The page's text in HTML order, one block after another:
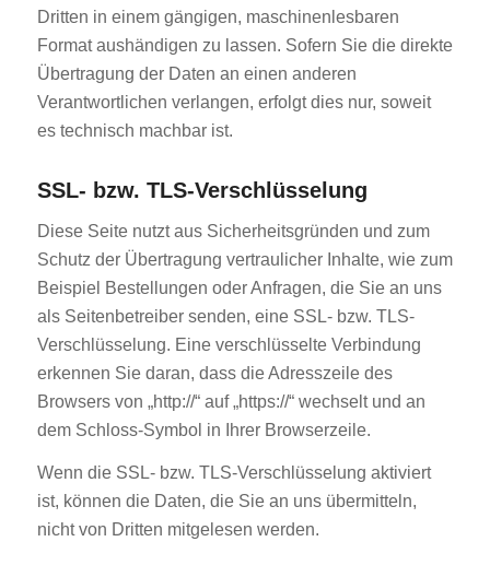
Dritten in einem gängigen, maschinenlesbaren
Format aushändigen zu lassen. Sofern Sie die direkte
Übertragung der Daten an einen anderen
Verantwortlichen verlangen, erfolgt dies nur, soweit
es technisch machbar ist.
SSL- bzw. TLS-Verschlüsselung
Diese Seite nutzt aus Sicherheitsgründen und zum
Schutz der Übertragung vertraulicher Inhalte, wie zum
Beispiel Bestellungen oder Anfragen, die Sie an uns
als Seitenbetreiber senden, eine SSL- bzw. TLS-
Verschlüsselung. Eine verschlüsselte Verbindung
erkennen Sie daran, dass die Adresszeile des
Browsers von „http://“ auf „https://“ wechselt und an
dem Schloss-Symbol in Ihrer Browserzeile.
Wenn die SSL- bzw. TLS-Verschlüsselung aktiviert
ist, können die Daten, die Sie an uns übermitteln,
nicht von Dritten mitgelesen werden.